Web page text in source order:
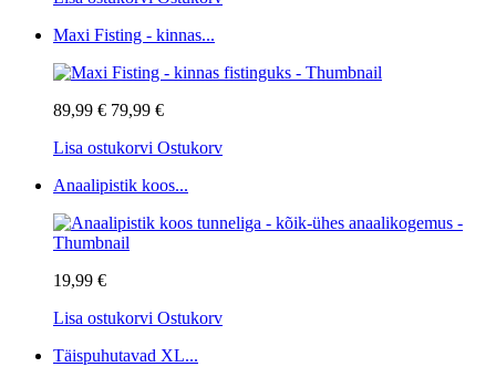
Maxi Fisting - kinnas...
89,99 € 79,99 €
Lisa ostukorvi Ostukorv
Anaalipistik koos...
19,99 €
Lisa ostukorvi Ostukorv
Täispuhutavad XL...